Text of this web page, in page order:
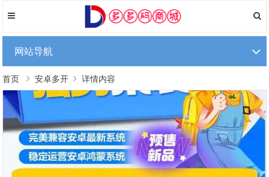
网站导航
首页 安卓多开 详情内容